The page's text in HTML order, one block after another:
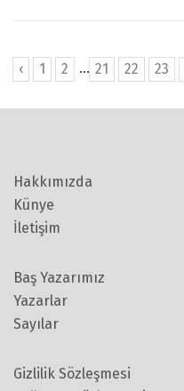
‹ 1 2 ... 21 22 23
Hakkımızda
Künye
İletişim
Baş Yazarımız
Yazarlar
Sayılar
Gizlilik Sözleşmesi